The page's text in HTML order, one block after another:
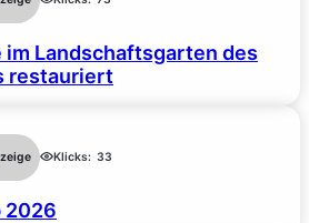
Landschaftsgarten des
restauriert
Klicks: 33
2026